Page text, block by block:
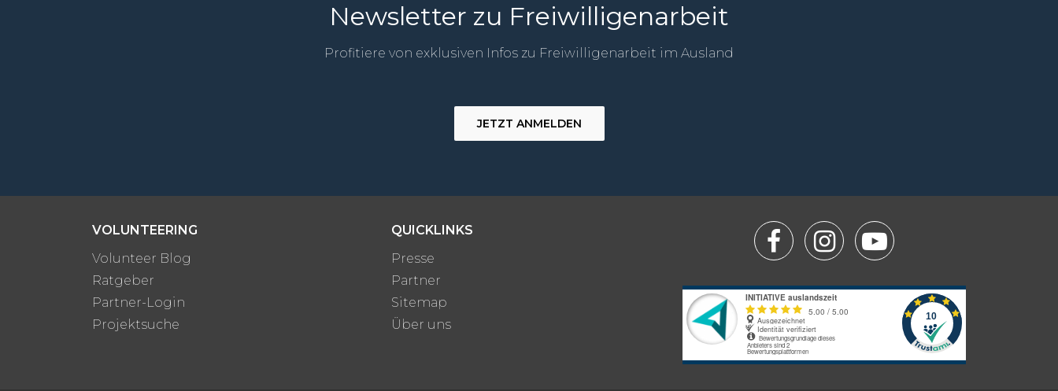
Newsletter zu Freiwilligenarbeit
Profitiere von exklusiven Infos zu Freiwilligenarbeit im Ausland
JETZT ANMELDEN
VOLUNTEERING
Volunteer Blog
Ratgeber
Partner-Login
Projektsuche
QUICKLINKS
Presse
Partner
Sitemap
Über uns